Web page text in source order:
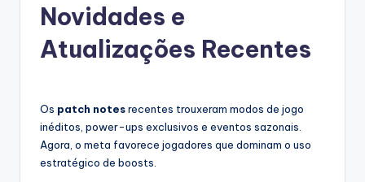
Novidades e
Atualizações Recentes
Os patch notesrecentes trouxeram modos de jogo
inéditos, power-ups exclusivos e eventos sazonais.
Agora, o meta favorece jogadores que dominam o uso
estratégico de boosts.